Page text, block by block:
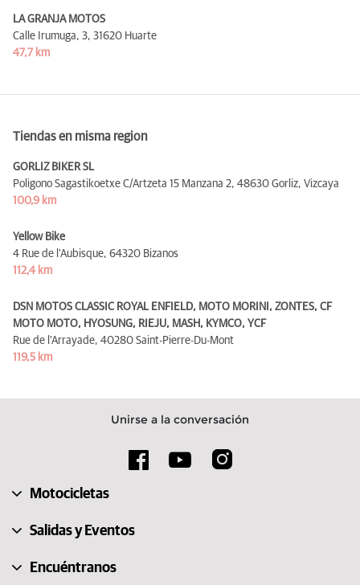
LA GRANJA MOTOS
Calle Irumuga, 3, 31620 Huarte
47,7 km
Tiendas en misma region
GORLIZ BIKER SL
Poligono Sagastikoetxe C/Artzeta 15 Manzana 2, 48630 Gorliz, Vizcaya
100,9 km
Yellow Bike
4 Rue de l'Aubisque, 64320 Bizanos
112,4 km
DSN MOTOS CLASSIC ROYAL ENFIELD, MOTO MORINI, ZONTES, CF
MOTO MOTO, HYOSUNG, RIEJU, MASH, KYMCO, YCF
Rue de l'Arrayade, 40280 Saint-Pierre-Du-Mont
119,5 km
Unirse a la conversación
Motocicletas
Salidas y Eventos
Encuéntranos